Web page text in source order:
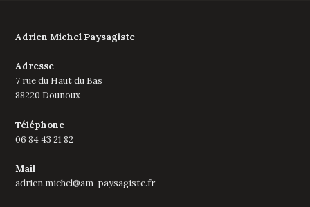
Adrien Michel Paysagiste
Adresse
7 rue du Haut du Bas
88220 Dounoux
Téléphone
06 84 43 21 82
Mail
adrien.michel@am-paysagiste.fr